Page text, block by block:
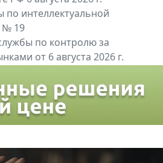
интеллектуальной
№ 19
по контролю за
от 6 августа 2026 г.
импортёров алкогольной...